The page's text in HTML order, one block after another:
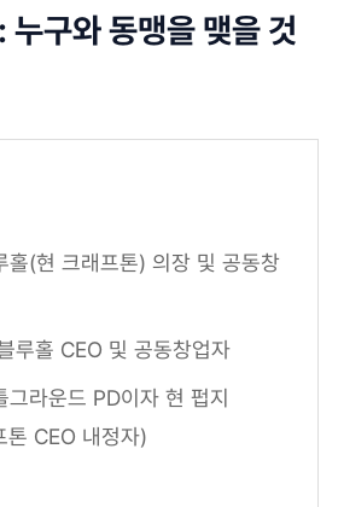
누구와 동맹을 맺을 것
홀(현 크래프톤) 의장 및 공동창
루홀 CEO 및 공동창업자
그라운드 PD이자 현 펍지
톤 CEO 내정자)